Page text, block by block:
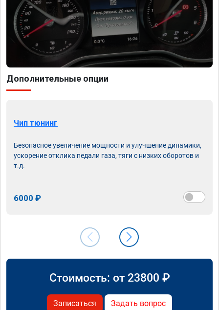
Дополнительные опции
Чип тюнинг
Безопасное увеличение мощности и улучшение динамики,
ускорение отклика педали газа, тяги с низких оборотов и
т.д.
6000 ₽
Стоимость: от 23800 ₽
Записаться Задать вопрос